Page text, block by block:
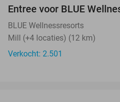
Entree voor BLUE
BLUE Wellnessresorts
Mill (+4 locaties) (12 km)
Verkocht: 2.501